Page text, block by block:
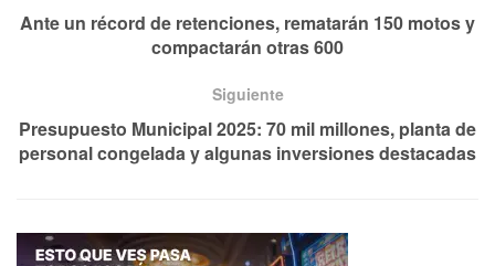
Ante un récord de retenciones, rematarán 150 motos y
compactarán otras 600
Siguiente
Presupuesto Municipal 2025: 70 mil millones, planta de
personal congelada y algunas inversiones destacadas